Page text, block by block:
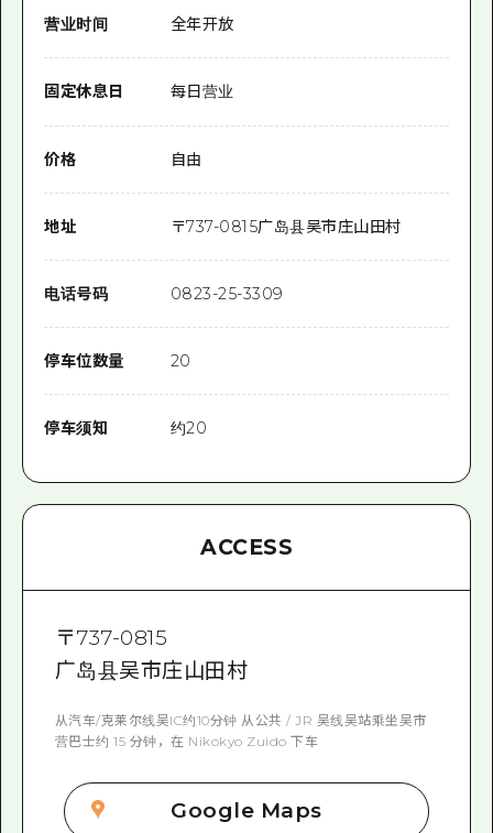
营业时间 全年开放
固定休息日 每日营业
价格 自由
地址 〒737-0815广岛县吴市庄山田村
电话号码 0823-25-3309
停车位数量 20
停车须知 约20
ACCESS
〒737-0815
广岛县吴市庄山田村
从汽车/克莱尔线吴IC约10分钟 从公共 / JR 吴线吴站乘坐吴市
营巴士约 15 分钟，在 Nikokyo Zuido 下车
Google Maps